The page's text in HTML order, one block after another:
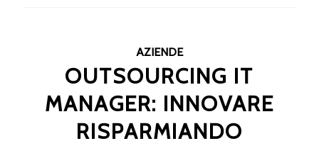
AZIENDE
OUTSOURCING IT
MANAGER: INNOVARE
RISPARMIANDO